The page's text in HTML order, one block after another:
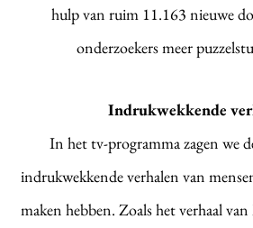
hulp van ruim 11.163 nieuwe
onderzoekers meer
Indrukwekkende
In het tv-programma zagen we
indrukwekkende verhalen van
maken hebben. Zoals het verhaal